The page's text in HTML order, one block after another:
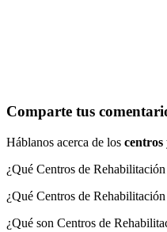
Comparte tus
Háblanos acerca de los centros
¿Qué Centros de
¿Qué Centros de
¿Qué son Centros de